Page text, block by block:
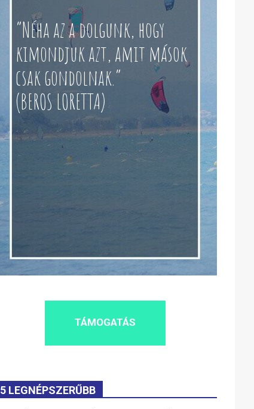
“Néha az a dolgunk, hogy
kimondjuk azt, amit mások
csak gondolnak.”
(BEROS LORETTA)
TÁMOGATÁS
5 LEGNÉPSZERŰBB